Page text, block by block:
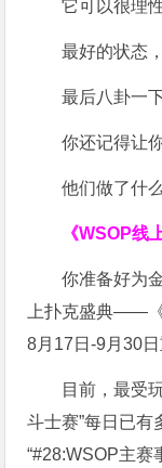
它可以很理
最好的状态
最后八卦一下
你还记得让
他们做了什
《WSOP线
你准备好为
上扑克盛典——
8月17日-9月30
目前，最受
斗士赛”每日已有
“#28:WSOP主赛